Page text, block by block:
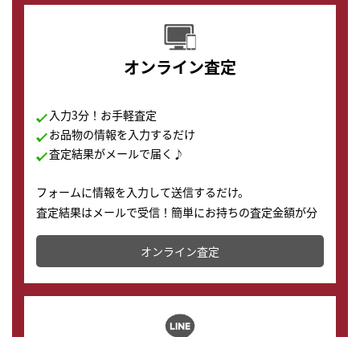
オンライン査定
入力3分！お手軽査定
お品物の情報を入力するだけ
査定結果がメールで届く♪
フォームに情報を入力して送信するだけ。
査定結果はメールで受信！簡単にお持ちの査定金額が分
かります。
オンライン査定